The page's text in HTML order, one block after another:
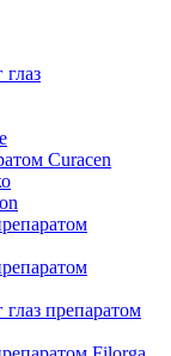
Curacen
препаратом